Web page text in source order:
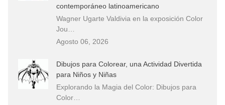
contemporáneo latinoamericano
Wagner Ugarte Valdivia en la exposición Color
Jou…
Agosto 06, 2026
Dibujos para Colorear, una Actividad Divertida
para Niños y Niñas
Explorando la Magia del Color: Dibujos para
Color…